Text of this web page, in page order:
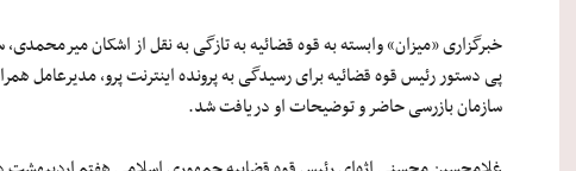
خبرگزاری «میزان» وابسته به قوه قضائیه به تازگی به نقل از اشکان
پی دستور رئیس قوه قضائیه برای رسیدگی به پرونده اینترنت پرو، مدیرعامل
سازمان بازرسی حاضر و توضیحات او دریافت شد.